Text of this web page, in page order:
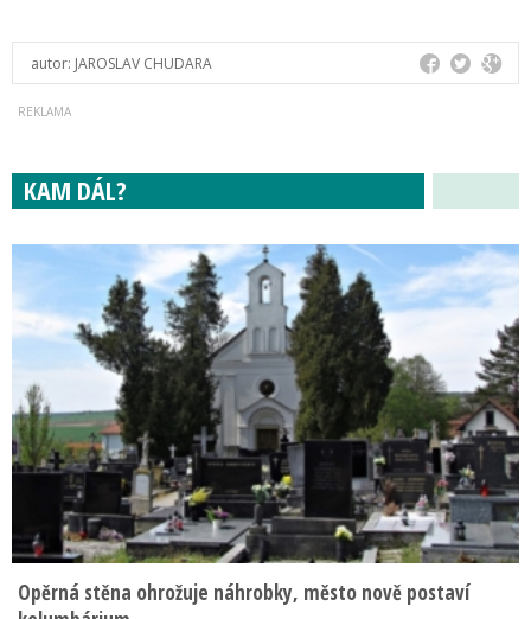
autor: JAROSLAV CHUDARA
KAM DÁL?
Opěrná stěna ohrožuje náhrobky, město nově postaví